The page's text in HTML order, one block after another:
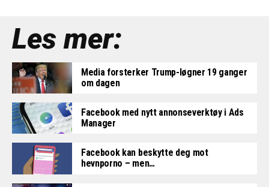
Les mer:
Media forsterker Trump-løgner 19 ganger
om dagen
Facebook med nytt annonseverktøy i Ads
Manager
Facebook kan beskytte deg mot
hevnporno – men…